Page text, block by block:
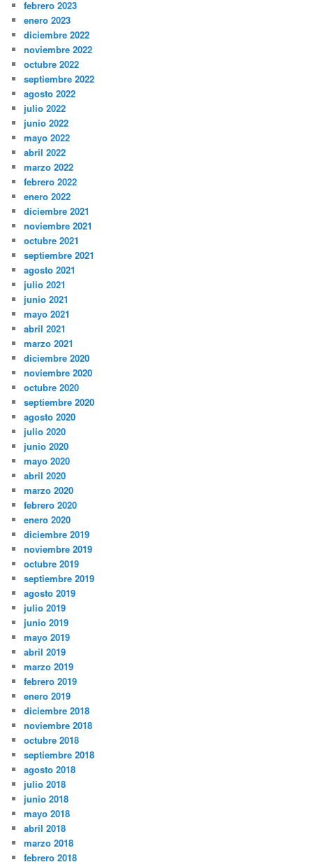
febrero 2023
enero 2023
diciembre 2022
noviembre 2022
octubre 2022
septiembre 2022
agosto 2022
julio 2022
junio 2022
mayo 2022
abril 2022
marzo 2022
febrero 2022
enero 2022
diciembre 2021
noviembre 2021
octubre 2021
septiembre 2021
agosto 2021
julio 2021
junio 2021
mayo 2021
abril 2021
marzo 2021
diciembre 2020
noviembre 2020
octubre 2020
septiembre 2020
agosto 2020
julio 2020
junio 2020
mayo 2020
abril 2020
marzo 2020
febrero 2020
enero 2020
diciembre 2019
noviembre 2019
octubre 2019
septiembre 2019
agosto 2019
julio 2019
junio 2019
mayo 2019
abril 2019
marzo 2019
febrero 2019
enero 2019
diciembre 2018
noviembre 2018
octubre 2018
septiembre 2018
agosto 2018
julio 2018
junio 2018
mayo 2018
abril 2018
marzo 2018
febrero 2018